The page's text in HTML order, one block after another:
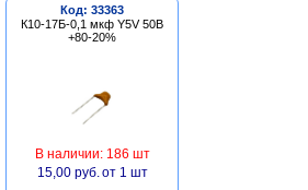
Код: 33363
К10-17Б-0,1 мкф Y5V 50В
+80-20%
В наличии: 186 шт
15,00 руб. от 1 шт